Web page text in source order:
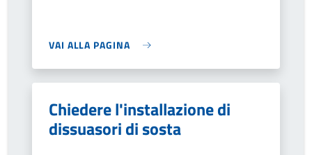
VAI ALLA PAGINA
Chiedere l'installazione di
dissuasori di sosta